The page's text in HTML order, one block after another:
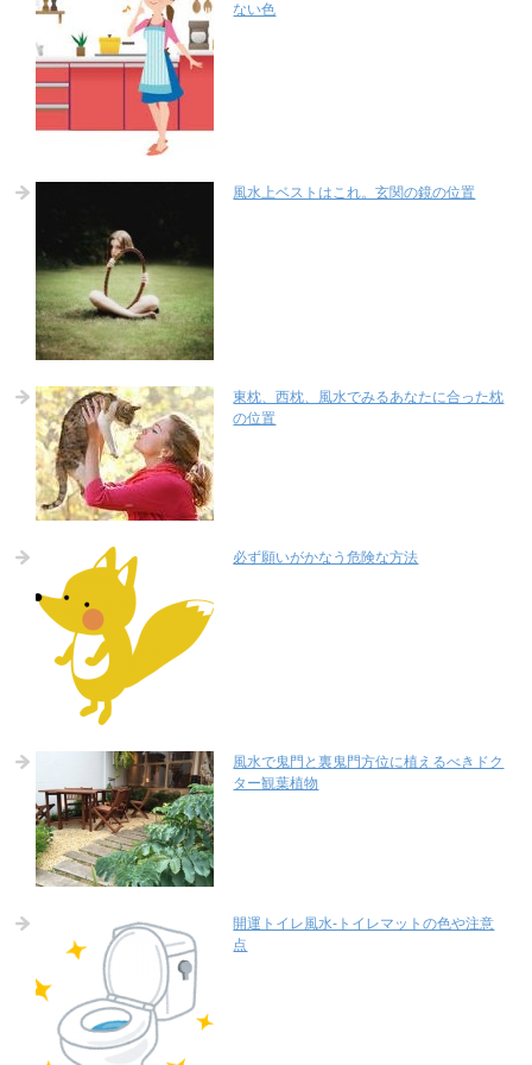
ない色
風水上ベストはこれ。玄関の鏡の位置
東枕、西枕、風水でみるあなたに合った枕
の位置
必ず願いがかなう危険な方法
風水で鬼門と裏鬼門方位に植えるべきドク
ター観葉植物
開運トイレ風水-トイレマットの色や注意
点